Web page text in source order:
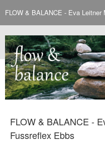
FLOW & BALANCE - Eva Leitner
FLOW & BALANCE -
Fussreflex Ebbs